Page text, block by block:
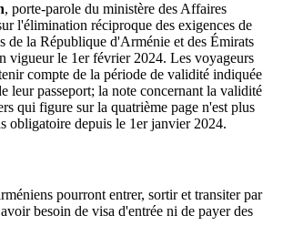
, porte-parole du ministère des Affaires
l'élimination réciproque des exigences de
de la République d'Arménie et des Émirats
vigueur le 1er février 2024. Les voyageurs
compte de la période de validité indiquée
leur passeport; la note concernant la validité
qui figure sur la quatrième page n'est plus
obligatoire depuis le 1er janvier 2024.
pourront entrer, sortir et transiter par
besoin de visa d'entrée ni de payer des